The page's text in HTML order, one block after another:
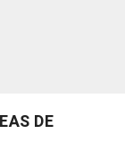
DE